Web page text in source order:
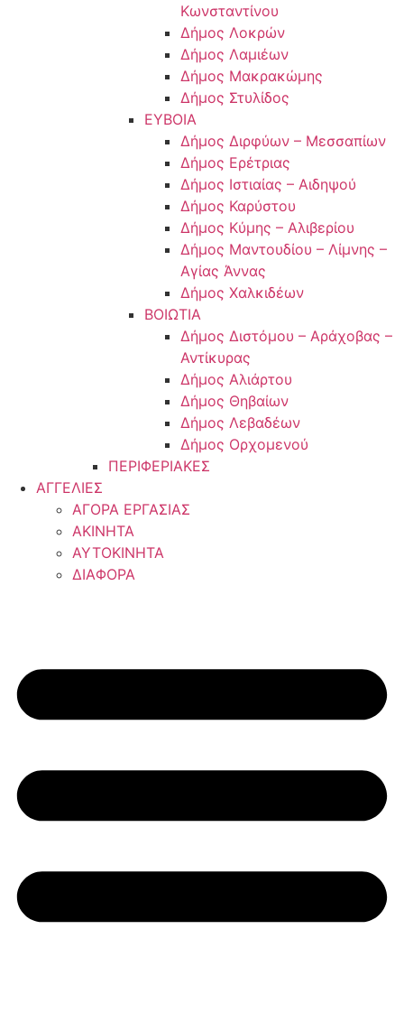
Κωνσταντίνου
Δήμος Λοκρών
Δήμος Λαμιέων
Δήμος Μακρακώμης
Δήμος Στυλίδος
ΕΥΒΟΙΑ
Δήμος Διρφύων – Μεσσαπίων
Δήμος Ερέτριας
Δήμος Ιστιαίας – Αιδηψού
Δήμος Καρύστου
Δήμος Κύμης – Αλιβερίου
Δήμος Μαντουδίου – Λίμνης –
Αγίας Άννας
Δήμος Χαλκιδέων
ΒΟΙΩΤΙΑ
Δήμος Διστόμου – Αράχοβας –
Αντίκυρας
Δήμος Αλιάρτου
Δήμος Θηβαίων
Δήμος Λεβαδέων
Δήμος Ορχομενού
ΠΕΡΙΦΕΡΙΑΚΕΣ
ΑΓΓΕΛΙΕΣ
ΑΓΟΡΑ ΕΡΓΑΣΙΑΣ
ΑΚΙΝΗΤΑ
ΑΥΤΟΚΙΝΗΤΑ
ΔΙΑΦΟΡΑ